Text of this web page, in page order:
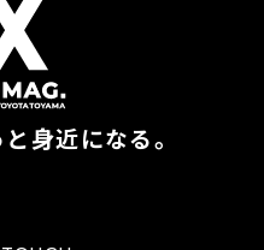
身近になる。